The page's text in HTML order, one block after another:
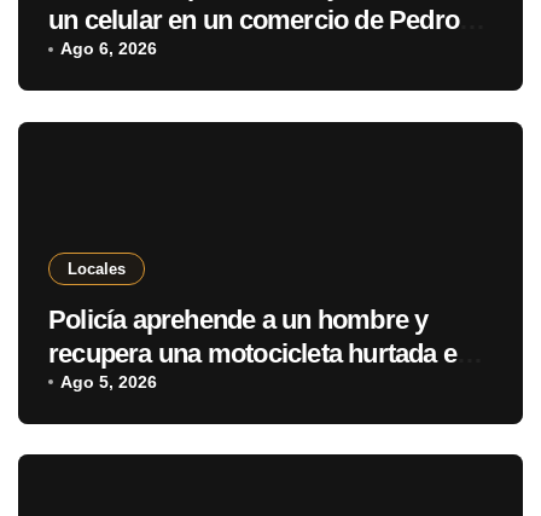
un celular en un comercio de Pedro
Juan Caballero
Ago 6, 2026
Locales
Policía aprehende a un hombre y
recupera una motocicleta hurtada en
Pedro Juan Caballero
Ago 5, 2026